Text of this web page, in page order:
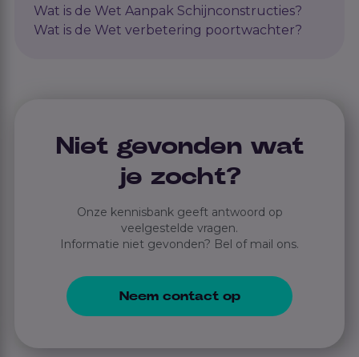
Wat is de Wet Aanpak Schijnconstructies?
Wat is de Wet verbetering poortwachter?
Niet gevonden wat
je zocht?
Onze kennisbank geeft antwoord op
veelgestelde vragen.
Informatie niet gevonden? Bel of mail ons.
Neem contact op